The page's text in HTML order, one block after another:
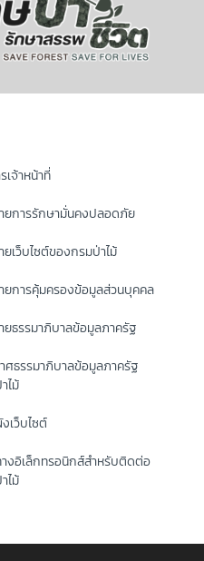
เจ้าหน้าที่
ยการรักษามั่นคงปลอดภัย
ยเว็บไซต์ของกรมป่าไม้
ยการคุ้มครองข้อมูลส่วนบุคคล
ยธรรมาภิบาลข้อมูลภาครัฐ
ศธรรมาภิบาลข้อมูลภาครัฐ
ไม้
เว็บไซต์
งอิเล็กทรอนิกส์สำหรับติดต่อ
ไม้